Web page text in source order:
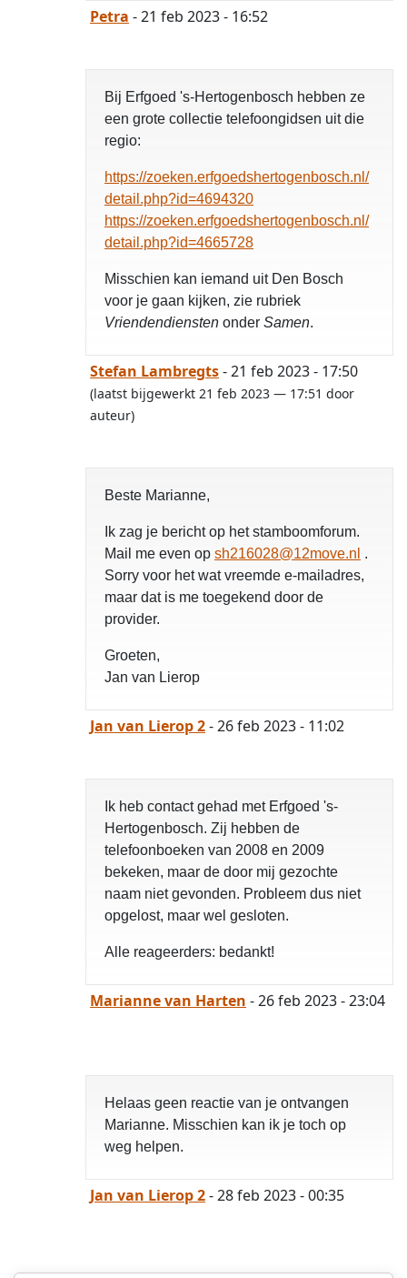
Petra - 21 feb 2023 - 16:52
Bij Erfgoed 's-Hertogenbosch hebben ze
een grote collectie telefoongidsen uit die
regio:
https://zoeken.erfgoedshertogenbosch.nl/
detail.php?id=4694320
https://zoeken.erfgoedshertogenbosch.nl/
detail.php?id=4665728
Misschien kan iemand uit Den Bosch
voor je gaan kijken, zie rubriek
Vriendendiensten onder Samen.
Stefan Lambregts- 21 feb 2023 - 17:50
(laatst bijgewerkt 21 feb 2023 — 17:51 door
auteur)
Beste Marianne,
Ik zag je bericht op het stamboomforum.
Mail me even op sh216028@12move.nl .
Sorry voor het wat vreemde e-mailadres,
maar dat is me toegekend door de
provider.
Groeten,
Jan van Lierop
Jan van Lierop 2- 26 feb 2023 - 11:02
Ik heb contact gehad met Erfgoed 's-
Hertogenbosch. Zij hebben de
telefoonboeken van 2008 en 2009
bekeken, maar de door mij gezochte
naam niet gevonden. Probleem dus niet
opgelost, maar wel gesloten.
Alle reageerders: bedankt!
Marianne van Harten - 26 feb 2023 - 23:04
Helaas geen reactie van je ontvangen
Marianne. Misschien kan ik je toch op
weg helpen.
Jan van Lierop 2- 28 feb 2023 - 00:35